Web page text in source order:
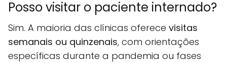
Posso visitar o paciente internado?
Sim. A maioria das clínicas oferece visitas
semanais ou quinzenais, com orientações
específicas durante a pandemia ou fases